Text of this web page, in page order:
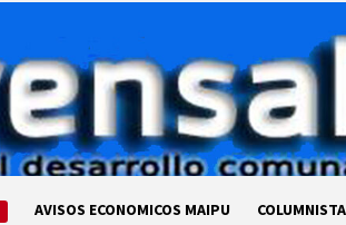
AVISOS ECONOMICOS MAIPU